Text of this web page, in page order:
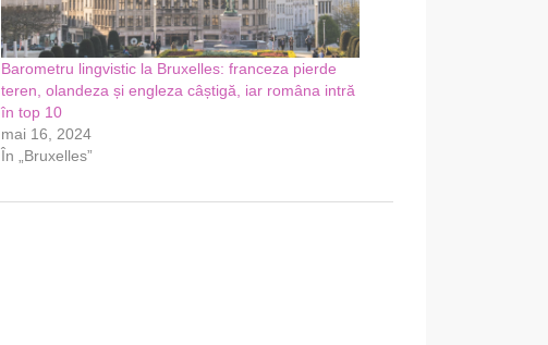
Barometru lingvistic la Bruxelles: franceza pierde
teren, olandeza și engleza câștigă, iar româna intră
în top 10
mai 16, 2024
În „Bruxelles”